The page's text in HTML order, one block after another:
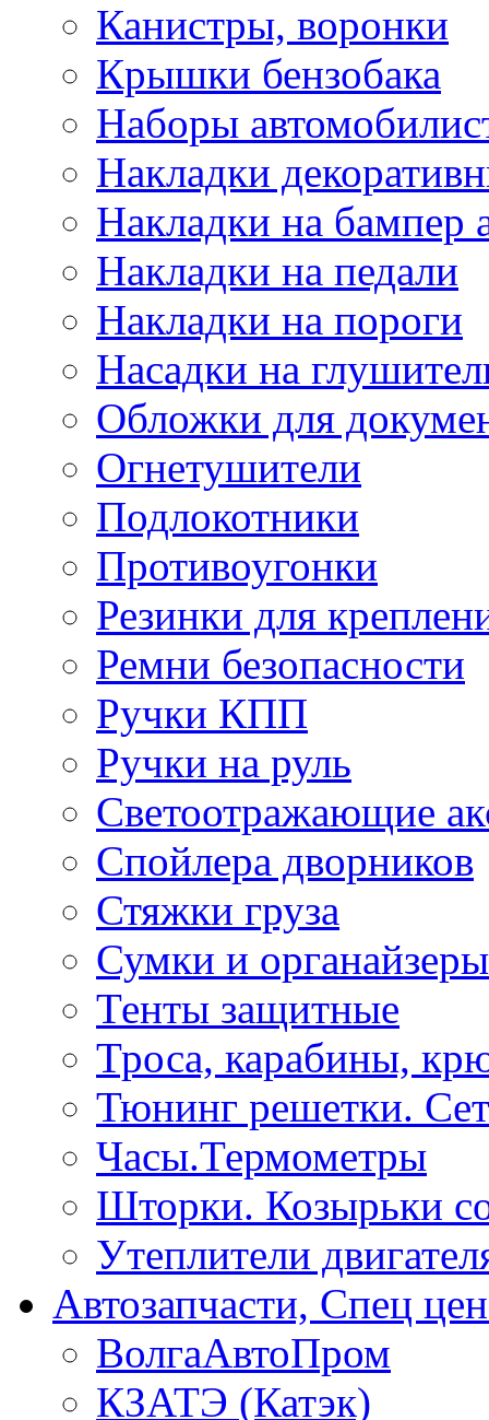
Канистры, воронки
Крышки бензобака
Наборы
Накладки
Накладки на бампер
Накладки на педали
Накладки на пороги
Насадки на
Обложки для
Огнетушители
Подлокотники
Противоугонки
Резинки для
Ремни безопасности
Ручки КПП
Ручки на руль
Светоотражающие
Спойлера дворников
Стяжки груза
Сумки и органайзеры
Тенты защитные
Троса, карабины,
Тюнинг решетки.
Часы.Термометры
Шторки. Козырьки
Утеплители
Автозапчасти, Спец
ВолгаАвтоПром
КЗАТЭ (Катэк)